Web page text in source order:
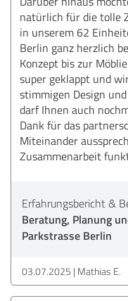
natürlich für die tolle
in unserem 62
Berlin ganz herzlich
Konzept bis zur
super geklappt und
stimmigen Design
darf Ihnen auch
Dank für das
Miteinander
Zusammenarbeit
Erfahrungsbericht &
Beratung, Planung
Parkstrasse Berlin
03.07.2025 Mathias E.